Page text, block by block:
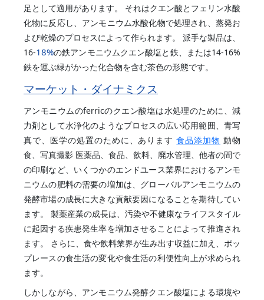
足として適用があります。 それはクエン酸とフェリン水酸
化物に反応し、アンモニウム水酸化物で処理され、蒸発お
よび乾燥のプロセスによって作られます。 派手な製品は、
16-18%の鉄アンモニウムクエン酸塩と鉄、または14-16%
鉄を運ぶ緑がかった化合物を含む茶色の形態です。
マーケット・ダイナミクス
アンモニウムのferricのクエン酸塩は水処理のために、減
力剤として水浄化のようなプロセスの広い応用範囲、青写
真で、医学の処置のために、あります食品添加物 動物
食、写真撮影 医薬品、食品、飲料、廃水管理、他者の間で
の印刷など、いくつかのエンドユース業界におけるアンモ
ニウムの肥料の需要の増加は、グローバルアンモニウムの
発酵市場の成長に大きな貢献要因になることを期待してい
ます。 製薬産業の成長は、汚染や不健康なライフスタイル
に起因する疾患発生率を増加させることによって推進され
ます。 さらに、食や飲料業界が生み出す収益に加え、ポッ
プレースの食生活の変化や食生活の利便性向上が求められ
ます。
しかしながら、アンモニウム発酵クエン酸塩による環境や